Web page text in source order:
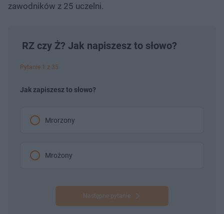
zawodników z 25 uczelni.
RZ czy Ż? Jak napiszesz to słowo?
Pytanie 1 z 35
Jak zapiszesz to słowo?
Mrorzony
Mrożony
Następne pytanie